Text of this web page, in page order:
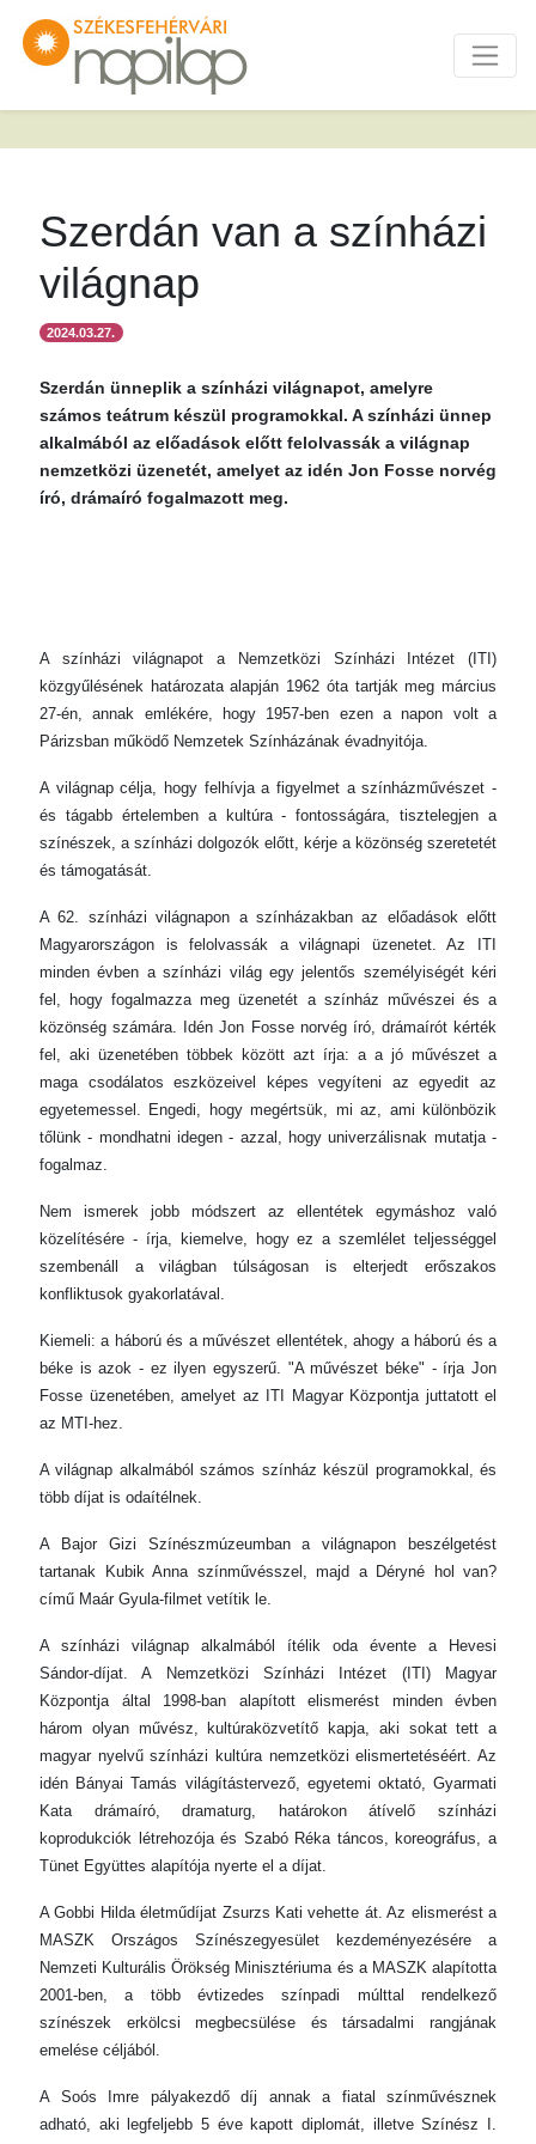
Szerdán van a színházi
világnap
2024.03.27.
Szerdán ünneplik a színházi világnapot, amelyre
számos teátrum készül programokkal. A színházi ünnep
alkalmából az előadások előtt felolvassák a világnap
nemzetközi üzenetét, amelyet az idén Jon Fosse norvég
író, drámaíró fogalmazott meg.
A színházi világnapot a Nemzetközi Színházi Intézet (ITI)
közgyűlésének határozata alapján 1962 óta tartják meg március
27-én, annak emlékére, hogy 1957-ben ezen a napon volt a
Párizsban működő Nemzetek Színházának évadnyitója.
A világnap célja, hogy felhívja a figyelmet a színházművészet -
és tágabb értelemben a kultúra - fontosságára, tisztelegjen a
színészek, a színházi dolgozók előtt, kérje a közönség szeretetét
és támogatását.
A 62. színházi világnapon a színházakban az előadások előtt
Magyarországon is felolvassák a világnapi üzenetet. Az ITI
minden évben a színházi világ egy jelentős személyiségét kéri
fel, hogy fogalmazza meg üzenetét a színház művészei és a
közönség számára. Idén Jon Fosse norvég író, drámaírót kérték
fel, aki üzenetében többek között azt írja: a a jó művészet a
maga csodálatos eszközeivel képes vegyíteni az egyedit az
egyetemessel. Engedi, hogy megértsük, mi az, ami különbözik
tőlünk - mondhatni idegen - azzal, hogy univerzálisnak mutatja -
fogalmaz.
Nem ismerek jobb módszert az ellentétek egymáshoz való
közelítésére - írja, kiemelve, hogy ez a szemlélet teljességgel
szembenáll a világban túlságosan is elterjedt erőszakos
konfliktusok gyakorlatával.
Kiemeli: a háború és a művészet ellentétek, ahogy a háború és a
béke is azok - ez ilyen egyszerű. "A művészet béke" - írja Jon
Fosse üzenetében, amelyet az ITI Magyar Központja juttatott el
az MTI-hez.
A világnap alkalmából számos színház készül programokkal, és
több díjat is odaítélnek.
A Bajor Gizi Színészmúzeumban a világnapon beszélgetést
tartanak Kubik Anna színművésszel, majd a Déryné hol van?
című Maár Gyula-filmet vetítik le.
A színházi világnap alkalmából ítélik oda évente a Hevesi
Sándor-díjat. A Nemzetközi Színházi Intézet (ITI) Magyar
Központja által 1998-ban alapított elismerést minden évben
három olyan művész, kultúraközvetítő kapja, aki sokat tett a
magyar nyelvű színházi kultúra nemzetközi elismertetéséért. Az
idén Bányai Tamás világítástervező, egyetemi oktató, Gyarmati
Kata drámaíró, dramaturg, határokon átívelő színházi
koprodukciók létrehozója és Szabó Réka táncos, koreográfus, a
Tünet Együttes alapítója nyerte el a díjat.
A Gobbi Hilda életműdíjat Zsurzs Kati vehette át. Az elismerést a
MASZK Országos Színészegyesület kezdeményezésére a
Nemzeti Kulturális Örökség Minisztériuma és a MASZK alapította
2001-ben, a több évtizedes színpadi múlttal rendelkező
színészek erkölcsi megbecsülése és társadalmi rangjának
emelése céljából.
A Soós Imre pályakezdő díj annak a fiatal színművésznek
adható, aki legfeljebb 5 éve kapott diplomát, illetve Színész I.